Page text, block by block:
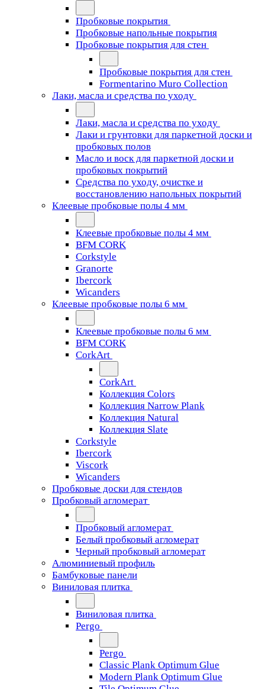
Пробковые покрытия
Пробковые напольные покрытия
Пробковые покрытия для стен
Пробковые покрытия для стен
Formentarino Muro Collection
Лаки, масла и средства по уходу
Лаки, масла и средства по уходу
Лаки и грунтовки для паркетной доски и
пробковых полов
Масло и воск для паркетной доски и
пробковых покрытий
Средства по уходу, очистке и
восстановлению напольных покрытий
Клеевые пробковые полы 4 мм
Клеевые пробковые полы 4 мм
BFM CORK
Corkstyle
Granorte
Ibercork
Wicanders
Клеевые пробковые полы 6 мм
Клеевые пробковые полы 6 мм
BFM CORK
CorkArt
CorkArt
Коллекция Colors
Коллекция Narrow Plank
Коллекция Natural
Коллекция Slate
Corkstyle
Ibercork
Viscork
Wicanders
Пробковые доски для стендов
Пробковый агломерат
Пробковый агломерат
Белый пробковый агломерат
Черный пробковый агломерат
Алюминиевый профиль
Бамбуковые панели
Виниловая плитка
Виниловая плитка
Pergo
Pergo
Classic Plank Optimum Glue
Modern Plank Optimum Glue